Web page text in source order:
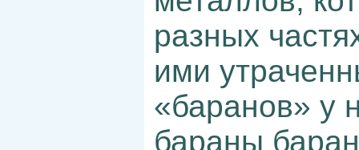
разных
ими
«баранов» у
бараны